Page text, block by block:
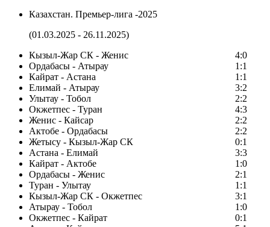
Казахстан. Премьер-лига -2025
(01.03.2025 - 26.11.2025)
Кызыл-Жар СК - Женис
4:0
Ордабасы - Атырау
1:1
Кайрат - Астана
1:1
Елимай - Атырау
3:2
Улытау - Тобол
2:2
Окжетпес - Туран
4:3
Женис - Кайсар
2:2
Актобе - Ордабасы
2:2
Жетысу - Кызыл-Жар СК
0:1
Астана - Елимай
3:3
Кайрат - Актобе
1:0
Ордабасы - Женис
2:1
Туран - Улытау
1:1
Кызыл-Жар СК - Окжетпес
3:1
Атырау - Тобол
1:0
Окжетпес - Кайрат
0:1